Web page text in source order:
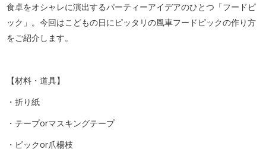
食卓をオシャレに演出するパーティーアイデアのひとつ「フードピ
ック」。今回はこどもの日にピッタリの風車フードピックの作り方
をご紹介します。
【材料・道具】
・折り紙
・テープorマスキングテープ
・ピックor爪楊枝